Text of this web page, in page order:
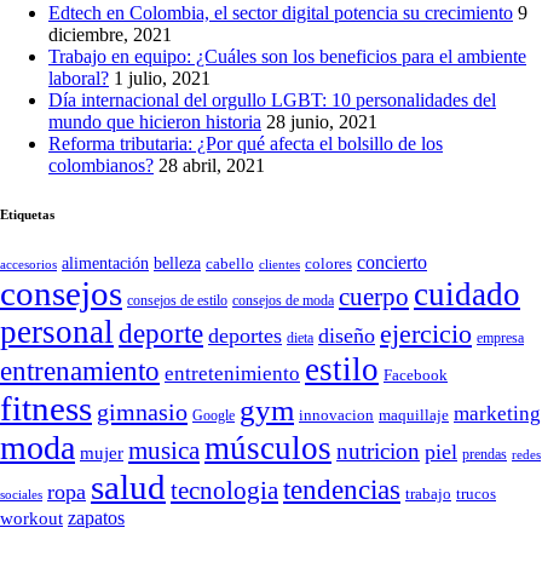
Edtech en Colombia, el sector digital potencia su crecimiento 9
diciembre, 2021
Trabajo en equipo: ¿Cuáles son los beneficios para el ambiente
laboral? 1 julio, 2021
Día internacional del orgullo LGBT: 10 personalidades del
mundo que hicieron historia 28 junio, 2021
Reforma tributaria: ¿Por qué afecta el bolsillo de los
colombianos? 28 abril, 2021
Etiquetas
accesorios alimentación belleza cabello clientes colores concierto
consejos consejos de estilo consejos de moda cuerpo cuidado
personal deporte deportes dieta diseño ejercicio empresa
entrenamiento entretenimiento estilo Facebook
fitness gimnasio Google gym innovacion maquillaje marketing
moda mujer musica músculos nutricion piel prendas redes
sociales ropa salud tecnologia tendencias trabajo trucos
workout zapatos